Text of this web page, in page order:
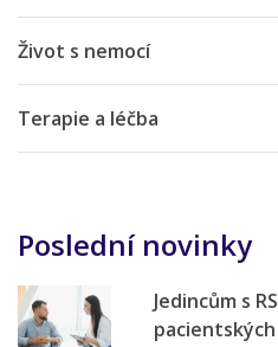
Život s nemocí
Terapie a léčba
Poslední novinky
Jedincům s